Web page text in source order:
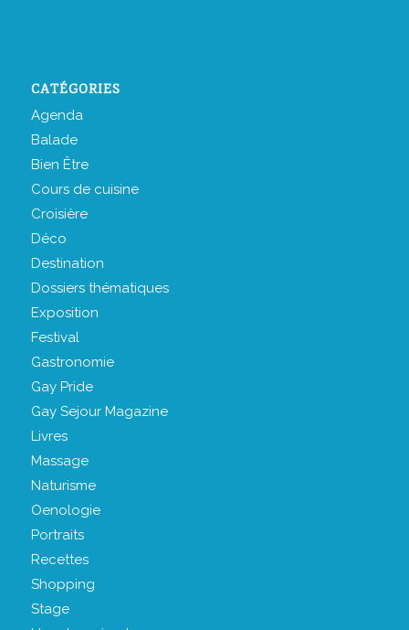
CATÉGORIES
Agenda
Balade
Bien Être
Cours de cuisine
Croisière
Déco
Destination
Dossiers thématiques
Exposition
Festival
Gastronomie
Gay Pride
Gay Sejour Magazine
Livres
Massage
Naturisme
Oenologie
Portraits
Recettes
Shopping
Stage